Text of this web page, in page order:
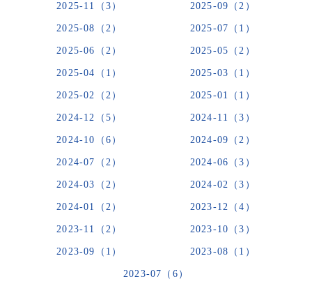
2025-11（3） 2025-09（2）
2025-08（2） 2025-07（1）
2025-06（2） 2025-05（2）
2025-04（1） 2025-03（1）
2025-02（2） 2025-01（1）
2024-12（5） 2024-11（3）
2024-10（6） 2024-09（2）
2024-07（2） 2024-06（3）
2024-03（2） 2024-02（3）
2024-01（2） 2023-12（4）
2023-11（2） 2023-10（3）
2023-09（1） 2023-08（1）
2023-07（6）